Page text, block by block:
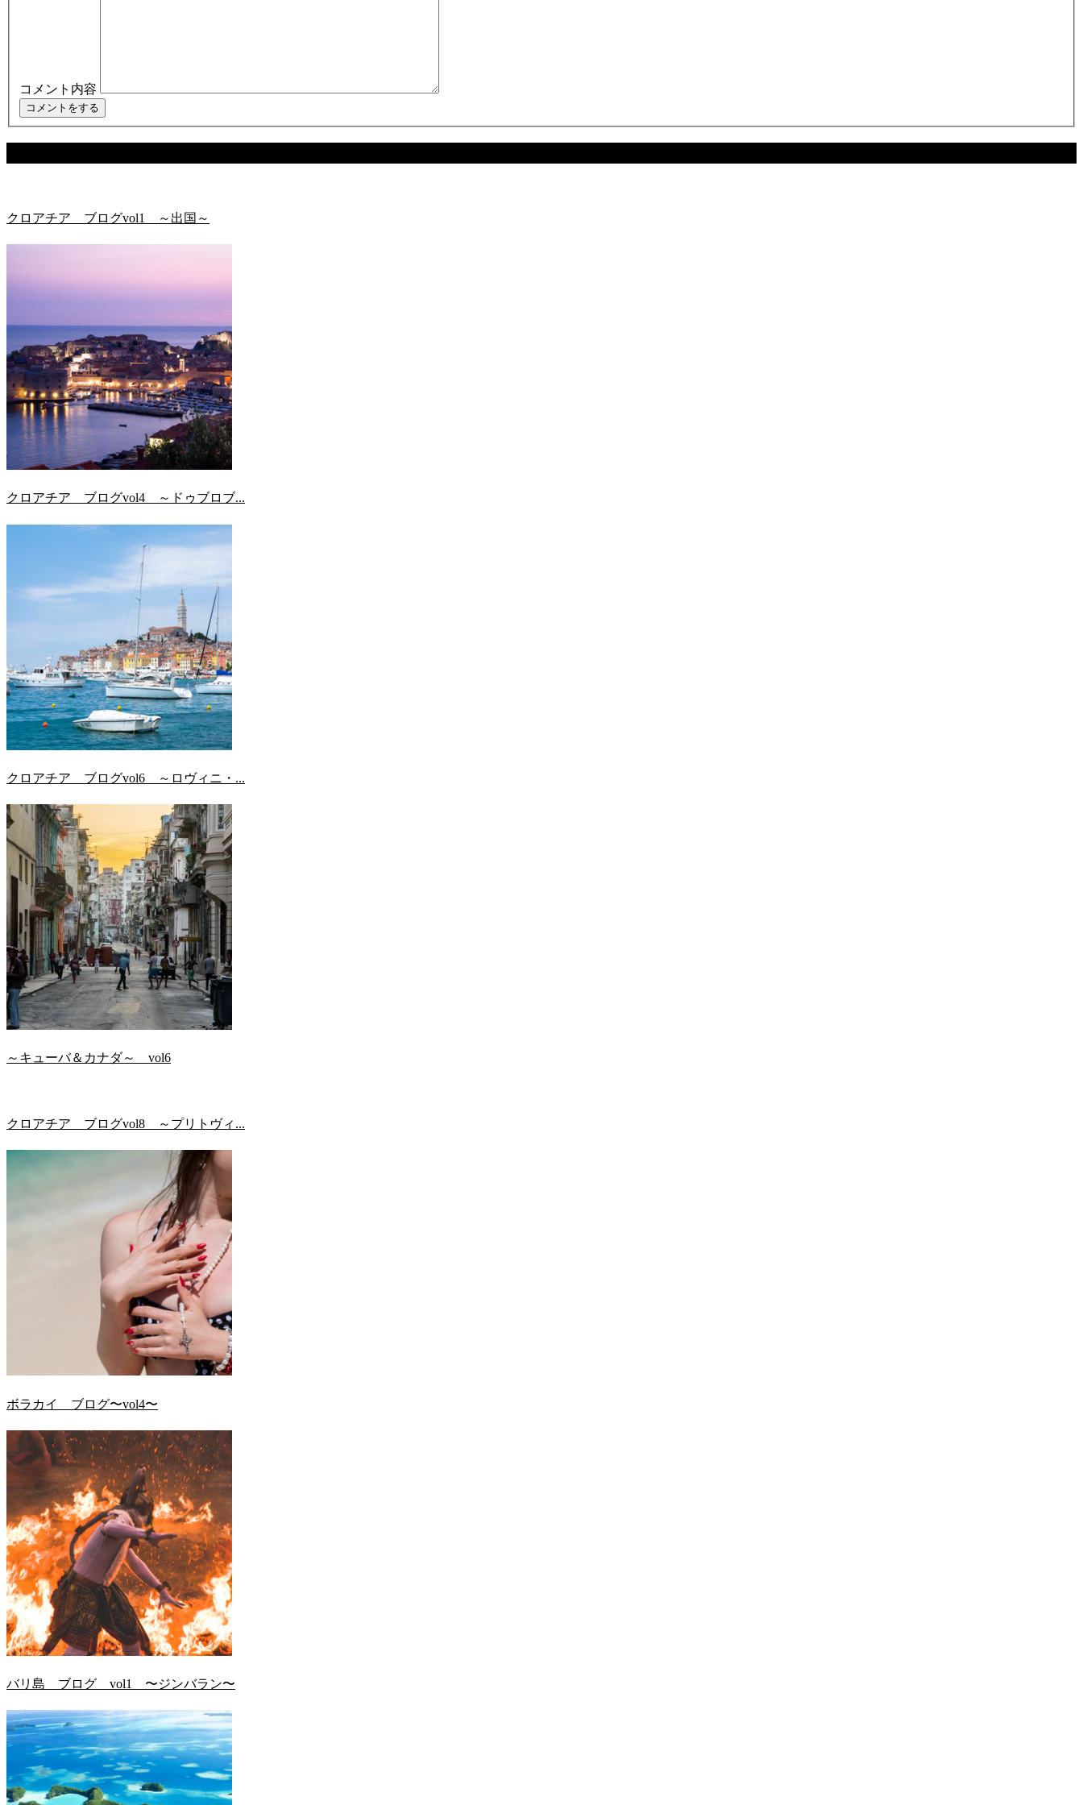
コメント内容
クロアチア ブログvol1 ～出国～
クロアチア ブログvol4 ～ドゥブロブ...
クロアチア ブログvol6 ～ロヴィニ・...
～キューバ＆カナダ～ vol6
クロアチア ブログvol8 ～プリトヴィ...
ボラカイ ブログ〜vol4〜
バリ島 ブログ vol1 〜ジンバラン〜